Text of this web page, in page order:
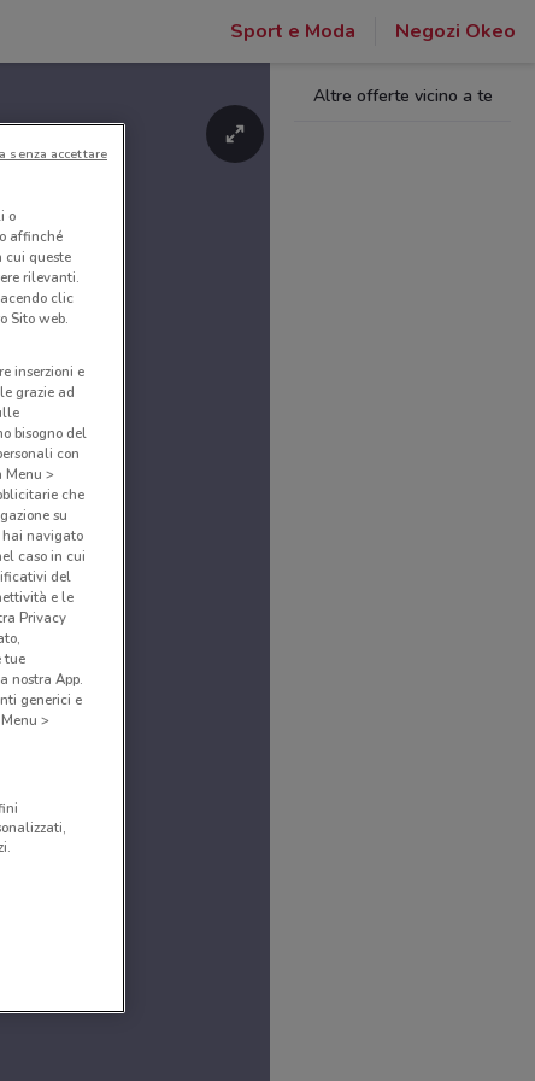
Sport e Moda Negozi Okeo
Altre offerte vicino a te
o
affinché
cui queste
rilevanti.
clic
Sito web.
inserzioni e
grazie ad
bisogno del
con
Menu >
che
su
hai navigato
caso in cui
del
e le
Privacy
tue
nostra App.
generici e
>
senza accettare